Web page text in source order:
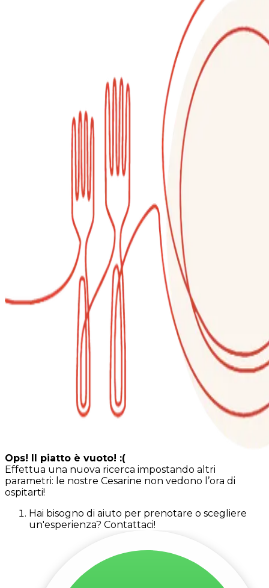
Ops! Il piatto è vuoto! :(
Effettua una nuova ricerca impostando altri
parametri: le nostre Cesarine non vedono l’ora di
ospitarti!
Hai bisogno di aiuto per prenotare o scegliere
un'esperienza? Contattaci!